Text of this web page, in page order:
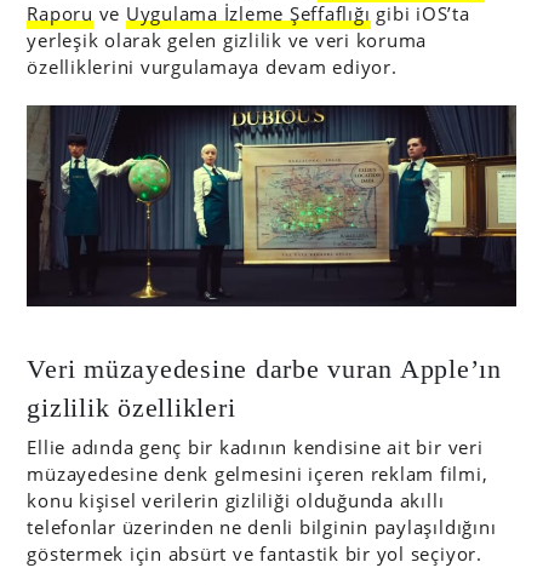
Raporu ve Uygulama İzleme Şeffaflığı gibi iOS’ta
yerleşik olarak gelen gizlilik ve veri koruma
özelliklerini vurgulamaya devam ediyor.
Veri müzayedesine darbe vuran Apple’ın
gizlilik özellikleri
Ellie adında genç bir kadının kendisine ait bir veri
müzayedesine denk gelmesini içeren reklam filmi,
konu kişisel verilerin gizliliği olduğunda akıllı
telefonlar üzerinden ne denli bilginin paylaşıldığını
göstermek için absürt ve fantastik bir yol seçiyor.